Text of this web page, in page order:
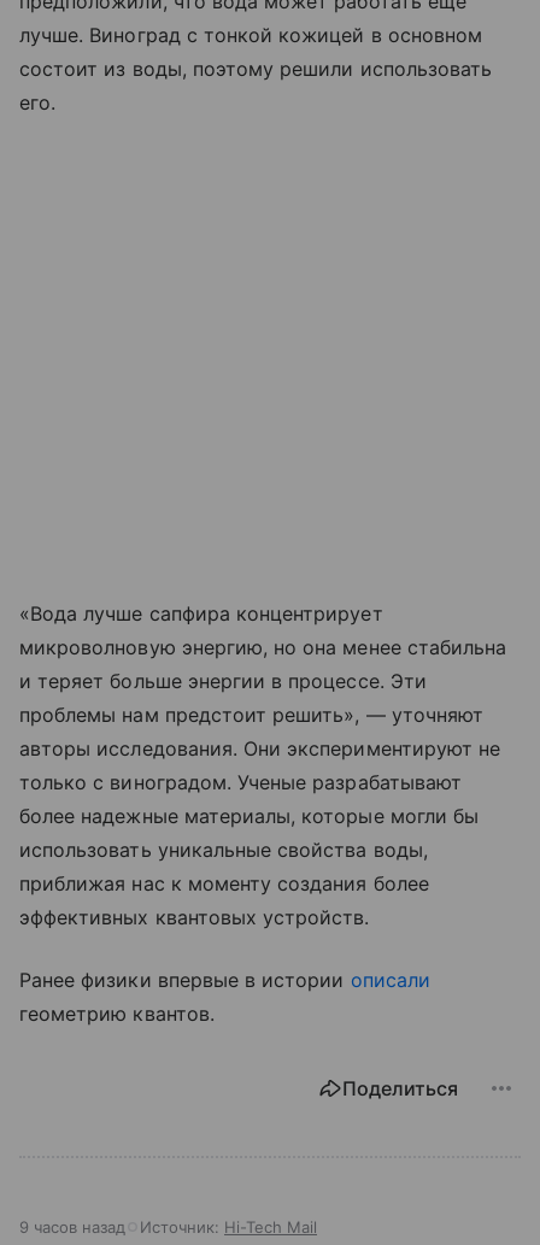
лучше. Виноград с тонкой кожицей в основном
состоит из воды, поэтому решили использовать
его.
«Вода лучше сапфира концентрирует
микроволновую энергию, но она менее стабильна
и теряет больше энергии в процессе. Эти
проблемы нам предстоит решить», — уточняют
авторы исследования. Они экспериментируют не
только с виноградом. Ученые разрабатывают
более надежные материалы, которые могли бы
использовать уникальные свойства воды,
приближая нас к моменту создания более
эффективных квантовых устройств.
Ранее физики впервые в истории описали
геометрию квантов.
Поделиться
9 часов назад Источник: Hi-Tech Mail